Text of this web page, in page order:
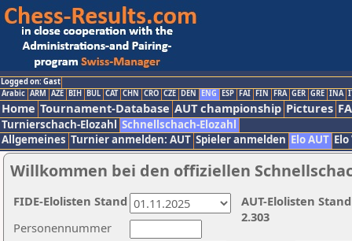
Logged on: Gast
Arabic ARM AZE BIH BUL CAT CHN CRO CZE DEN ENG ESP FAI FIN FRA GER GRE INA
Home Tournament-Database AUT championship Pictures
Turnierschach-Elozahl Schnellschach-Elozahl
Allgemeines Turnier anmelden: AUT Spieler anmelden Elo AUT
Willkommen bei den offiziellen
Personennummer
AUT-Elolisten
2.303
FIDE-Elolisten Stand